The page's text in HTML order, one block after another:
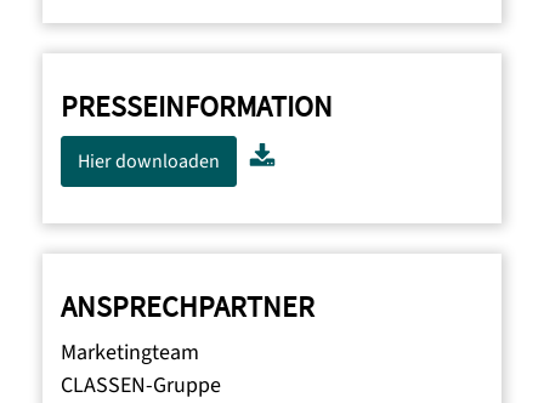
PRESSEINFORMATION
Hier downloaden
ANSPRECHPARTNER
Marketingteam
CLASSEN-Gruppe